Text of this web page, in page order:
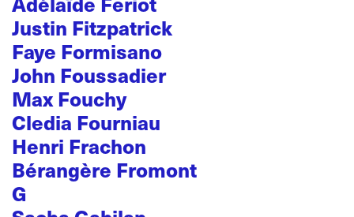
Justin Fitzpatrick
Faye Formisano
John Foussadier
Max Fouchy
Cledia Fourniau
Henri Frachon
Bérangère Fromont
G